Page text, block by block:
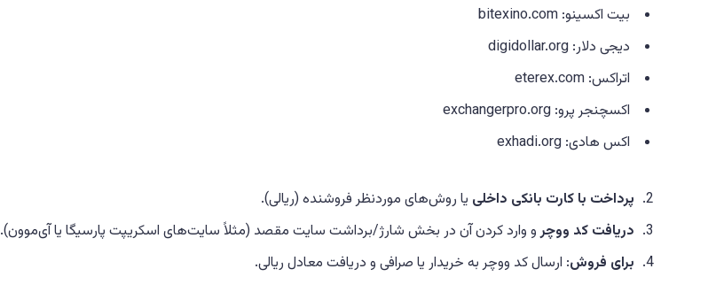
بیت اکسینو: bitexino.com
دیجی دلار: digidollar.org
اتراکس: eterex.com
اکسچنجر پرو: exchangerpro.org
اکس هادی: exhadi.org
پرداخت با کارت بانکی داخلی یا روش‌های موردنظر فروشنده (ریالی).
دریافت کد ووچرو وارد کردن آن در بخش شارژ/برداشت سایت مقصد (مثلاً سایت‌های اسکریپت پارسیگا یا آی‌موون).
برای فروش: ارسال کد ووچر به خریدار یا صرافی و دریافت معادل ریالی.